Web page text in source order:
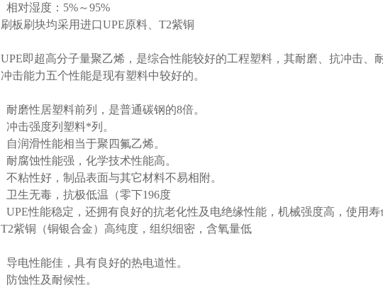
相对湿度：5%～95%
刷板刷块均采用进口UPE原料、T2紫铜
UPE即超高分子量聚乙烯，是综合性能较好的工程塑料，其耐磨、抗冲击、
冲击能力五个性能是现有塑料中较好的。
耐磨性居塑料前列，是普通碳钢的8倍。
冲击强度列塑料*列。
自润滑性能相当于聚四氟乙烯。
耐腐蚀性能强，化学技术性能高。
不粘性好，制品表面与其它材料不易相附。
卫生无毒，抗极低温（零下196度
UPE性能稳定，还拥有良好的抗老化性及电绝缘性能，机械强度高，使用寿
T2紫铜（铜银合金）高纯度，组织细密，含氧量低
导电性能佳，具有良好的热电道性。
防蚀性及耐候性。